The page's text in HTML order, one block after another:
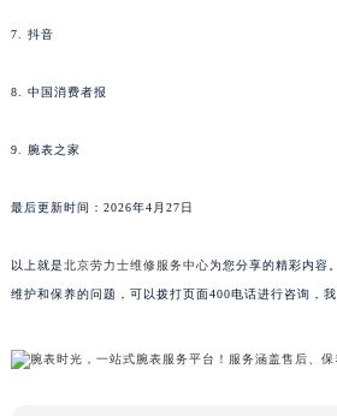
7. 抖音
8. 中国消费者报
9. 腕表之家
最后更新时间：2026年4月27日
以上就是北京劳力士维修服务中心为您分享的精彩内容
维护和保养的问题，可以拨打页面400电话进行咨询，我